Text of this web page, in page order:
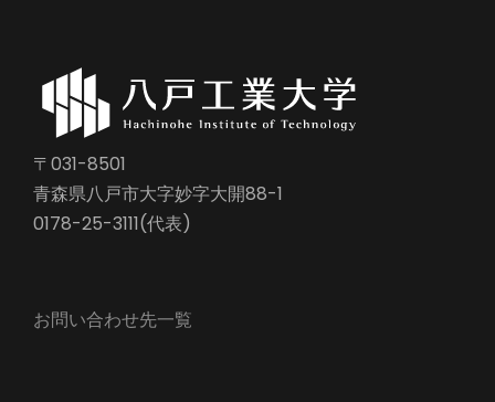
〒031-8501
青森県八戸市大字妙字大開88-1
0178-25-3111(代表)
お問い合わせ先一覧